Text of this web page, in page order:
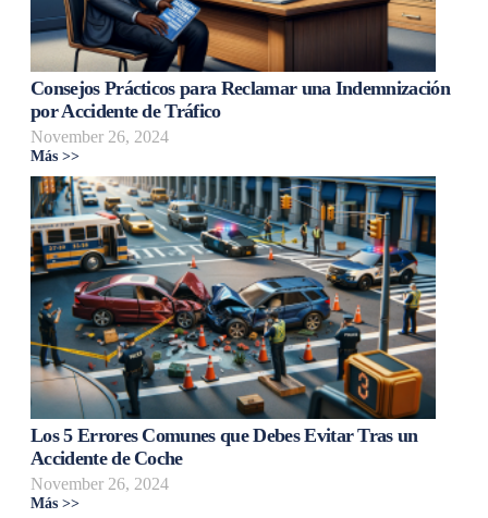
Consejos Prácticos para Reclamar una Indemnización
por Accidente de Tráfico
November 26, 2024
Más >>
Los 5 Errores Comunes que Debes Evitar Tras un
Accidente de Coche
November 26, 2024
Más >>